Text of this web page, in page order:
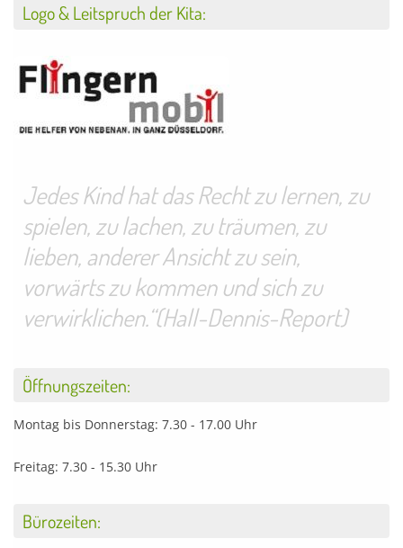
Logo & Leitspruch der Kita:
Jedes Kind hat das Recht zu lernen, zu
spielen, zu lachen, zu träumen, zu
lieben, anderer Ansicht zu sein,
vorwärts zu kommen und sich zu
verwirklichen.“(Hall-Dennis-Report)
Öffnungszeiten:
Montag bis Donnerstag: 7.30 - 17.00 Uhr
Freitag: 7.30 - 15.30 Uhr
Bürozeiten: